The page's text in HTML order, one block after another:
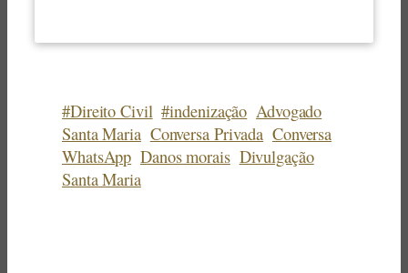
#Direito Civil #indenização Advogado
Santa Maria Conversa Privada Conversa
WhatsApp Danos morais Divulgação
Santa Maria